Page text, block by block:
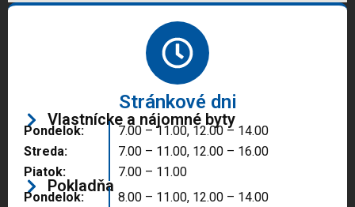
Stránkové dni
Vlastnícke a nájomné byty
Pondelok:
Streda:
Piatok:
7.00 – 11.00, 12.00 – 14.00
7.00 – 11.00, 12.00 – 16.00
7.00 – 11.00
Pokladňa
Pondelok:
8.00 – 11.00, 12.00 – 14.00